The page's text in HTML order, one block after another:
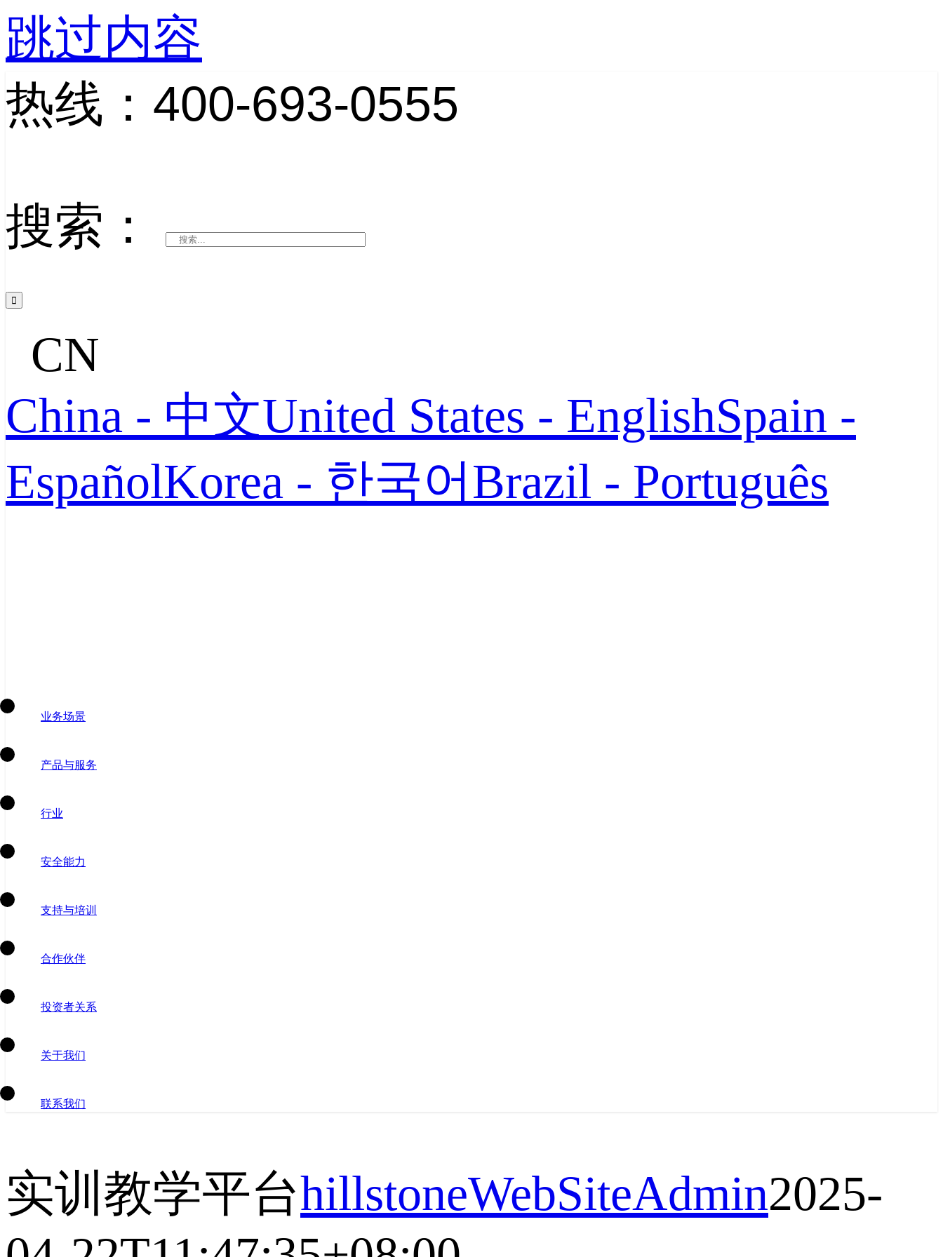
跳过内容
热线：400-693-0555
搜索：
CN
China - 中文United States - EnglishSpain -
EspañolKorea - 한국어Brazil - Português
业务场景
产品与服务
行业
安全能力
支持与培训
合作伙伴
投资者关系
关于我们
联系我们
实训教学平台hillstoneWebSiteAdmin2025-